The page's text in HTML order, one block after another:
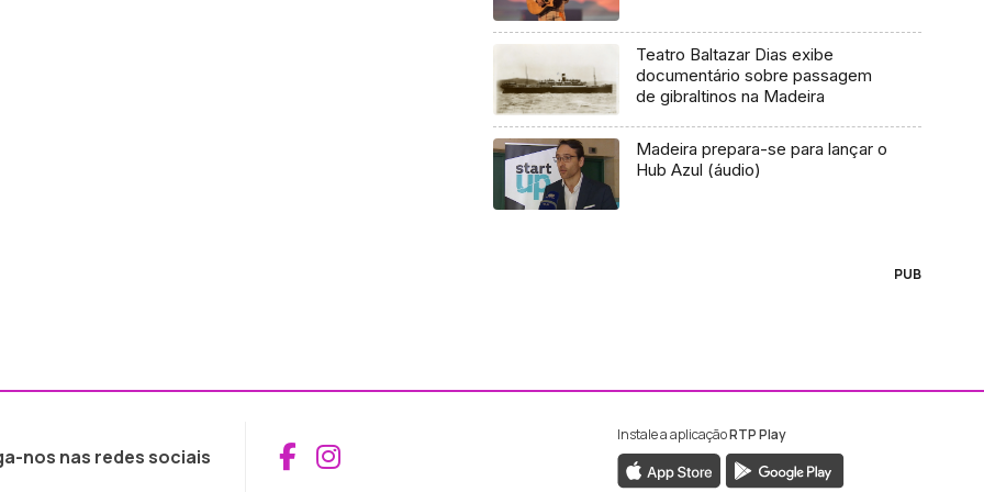
Teatro Baltazar Dias exibe
documentário sobre passagem
de gibraltinos na Madeira
Madeira prepara-se para lançar o
Hub Azul (áudio)
PUB
nos nas redes sociais Aceder ao Facebook da RTP Madeira
Aceder ao Instagram da RTP Madeira
Instale a aplicaçãoRTP Play